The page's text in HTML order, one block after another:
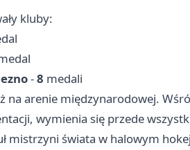
kluby:
-8 medali
na arenie międzynarodowej.
wymienia się przede
mistrzyni świata w halowym